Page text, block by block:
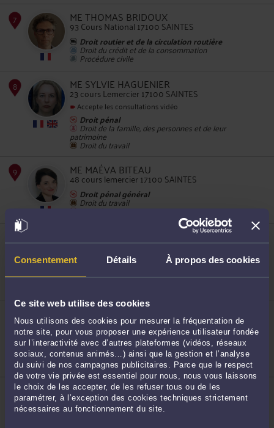
Consentement Détails À propos des cookies
Ce site web utilise des cookies
Nous utilisons des cookies pour mesurer la fréquentation de
notre site, pour vous proposer une expérience utilisateur fondée
sur l’interactivité avec d’autres plateformes (vidéos, réseaux
sociaux, contenus animés…) ainsi que la gestion et l’analyse
du suivi de nos campagnes publicitaires. Parce que le respect
de votre vie privée est essentiel pour nous, nous vous laissons
le choix de les accepter, de les refuser tous ou de les
paramétrer, à l’exception des cookies techniques strictement
nécessaires au fonctionnement du site.
6
7
ME THOMAS BRIDOUX
93 Cours National 17100 SAINTES
Droit routier et de la circulation routière
Droit du crédit et de la consommation
Procédure civile
8
ME SYLVIE HAGUENIER
23 cours Lemercier 17100 SAINTES
Accepte les consultations vidéo
Droit pénal
Droit de la famille, des personnes et de leur
patrimoine
Droit du travail
9
ME MAÉVA BITEAU
48 cours lemercier 17100 SAINTES
Droit pénal général
Droit du travail
Droit des enfants
28 Cours Reverseaux 17100 SAINTES
Accepte les consultations vidéo
Droit pénal
6 rue Saint Pallais 17100 SAINTES
Accepte les consultations vidéo
Droit routier et de la circulation routière
Droit pénal
Droit du travail
ME JULIEN NOGARET
Chemin des Marsais 17100 SAINTES
Droit pénal